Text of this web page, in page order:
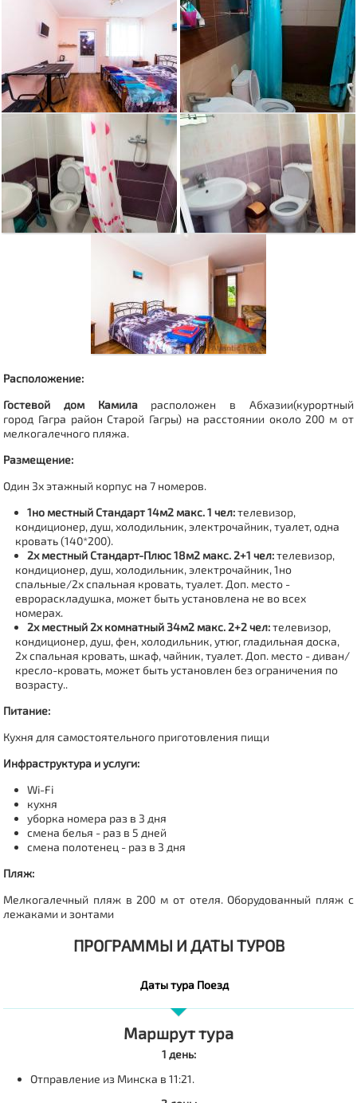
Расположение:
Гостевой дом Камиларасположен в Абхазии(курортный
город Гагра район Старой Гагры) на расстоянии около 200 м от
мелкогалечного пляжа.
Размещение:
Один 3х этажный корпус на 7 номеров.
1но местный Стандарт 14м2 макс. 1 чел:телевизор,
кондиционер, душ, холодильник, электрочайник, туалет, одна
кровать (140*200).
2х местный Стандарт-Плюс 18м2 макс. 2+1 чел:телевизор,
кондиционер, душ, холодильник, электрочайник, 1но
спальные/2х спальная кровать, туалет. Доп. место -
еврораскладушка, может быть установлена не во всех
номерах.
2х местный 2х комнатный 34м2 макс. 2+2 чел:телевизор,
кондиционер, душ, фен, холодильник, утюг, гладильная доска,
2х спальная кровать, шкаф, чайник, туалет. Доп. место - диван/
кресло-кровать, может быть установлен без ограничения по
возрасту..
Питание:
Кухня для самостоятельного приготовления пищи
Инфраструктура и услуги:
Wi-Fi
кухня
уборка номера раз в 3 дня
смена белья - раз в 5 дней
смена полотенец - раз в 3 дня
Пляж:
Мелкогалечный пляж в 200 м от отеля. Оборудованный пляж с
лежаками и зонтами
ПРОГРАММЫ И ДАТЫ ТУРОВ
Даты тура Поезд
Маршрут тура
1 день:
Отправление из Минска в 11:21.